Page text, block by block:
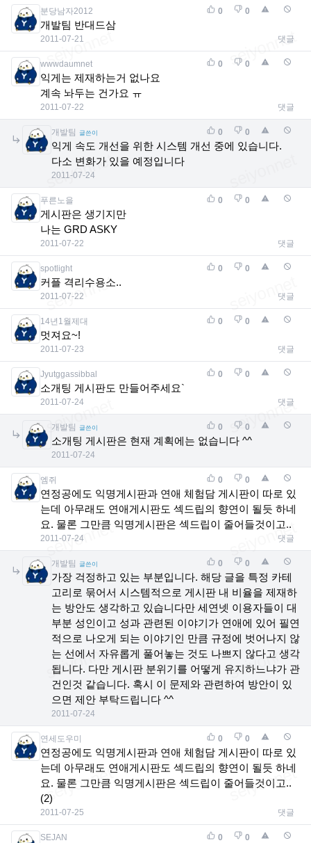
분당남자2012 0 0
개발팀 반대드삼
2011-07-21 댓글
wwwdaumnet 0 0
익게는 제재하는거 없나요
계속 놔두는 건가요 ㅠ
2011-07-22 댓글
개발팀 글쓴이 0 0
익게 속도 개선을 위한 시스템 개선 중에 있습니다.
다소 변화가 있을 예정입니다
2011-07-24
푸른노을 0 0
게시판은 생기지만
나는 GRD ASKY
2011-07-22 댓글
spotlight 0 0
커플 격리수용소..
2011-07-22 댓글
14년1월제대 0 0
멋져요~!
2011-07-23 댓글
Jyutggassibbal 0 0
소개팅 게시판도 만들어주세요`
2011-07-24 댓글
개발팀 글쓴이 0 0
소개팅 게시판은 현재 계획에는 없습니다 ^^
2011-07-24
엠쥐 0 0
연정공에도 익명게시판과 연애 체험담 게시판이 따로 있
는데 아무래도 연애게시판도 섹드립의 향연이 될듯 하네
요. 물론 그만큼 익명게시판은 섹드립이 줄어들것이고..
2011-07-24 댓글
개발팀 글쓴이 0 0
가장 걱정하고 있는 부분입니다. 해당 글을 특정 카테
고리로 묶어서 시스템적으로 게시판 내 비율을 제재하
는 방안도 생각하고 있습니다만 세연넷 이용자들이 대
부분 성인이고 성과 관련된 이야기가 연애에 있어 필연
적으로 나오게 되는 이야기인 만큼 규정에 벗어나지 않
는 선에서 자유롭게 풀어놓는 것도 나쁘지 않다고 생각
됩니다. 다만 게시판 분위기를 어떻게 유지하느냐가 관
건인것 같습니다. 혹시 이 문제와 관련하여 방안이 있
으면 제안 부탁드립니다 ^^
2011-07-24
연세도우미 0 0
연정공에도 익명게시판과 연애 체험담 게시판이 따로 있
는데 아무래도 연애게시판도 섹드립의 향연이 될듯 하네
요. 물론 그만큼 익명게시판은 섹드립이 줄어들것이고..
(2)
2011-07-25 댓글
SEJAN 0 0